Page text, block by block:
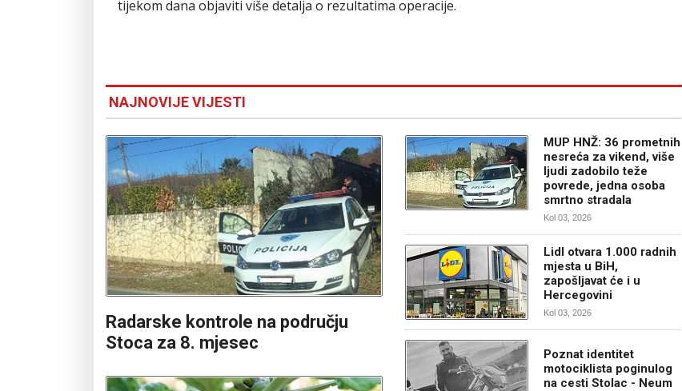
tijekom dana objaviti više detalja o rezultatima operacije.
NAJNOVIJE VIJESTI
Radarske kontrole na području
Stoca za 8. mjesec
MUP HNŽ: 36 prometnih
nesreća za vikend, više
ljudi zadobilo teže
povrede, jedna osoba
smrtno stradala
Kol 03, 2026
Lidl otvara 1.000 radnih
mjesta u BiH,
zapošljavat će i u
Hercegovini
Kol 03, 2026
Poznat identitet
motociklista poginulog
na cesti Stolac - Neum